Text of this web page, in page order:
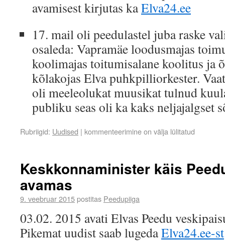
avamisest kirjutas kaElva24.ee
17. mail oli peedulastel juba raske
osaleda: Vapramäe loodusmajas
koolimajas toitumisalane koolitus ja
kõlakojas Elva puhkpilliorkester.
oli meeleolukat muusikat tulnud
publiku seas oli ka kaks neljajalgset
Rubriigid: Uudised | kommenteerimine on välja lülitatud
Keskkonnaminister käis
avamas
9. veebruar 2015postitas Peedupiiga
03.02. 2015 avati Elvas Peedu
Pikemat uudist saab lugedaElva24.ee-st